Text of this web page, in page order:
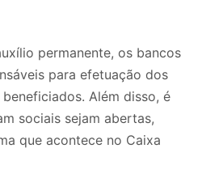
permanente, os bancos
para efetuação dos
Além disso, é
sociais sejam abertas,
que acontece no Caixa